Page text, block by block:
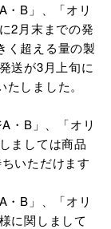
・B」、「オリ
2月末までの発
く超える量の製
送が3月上旬に
しました。
・B」、「オリ
ましては商品
いただけます
・B」、「オリ
に関しまして